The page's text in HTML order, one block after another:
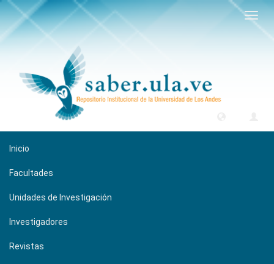
Inicio
Facultades
Unidades de Investigación
Investigadores
Revistas